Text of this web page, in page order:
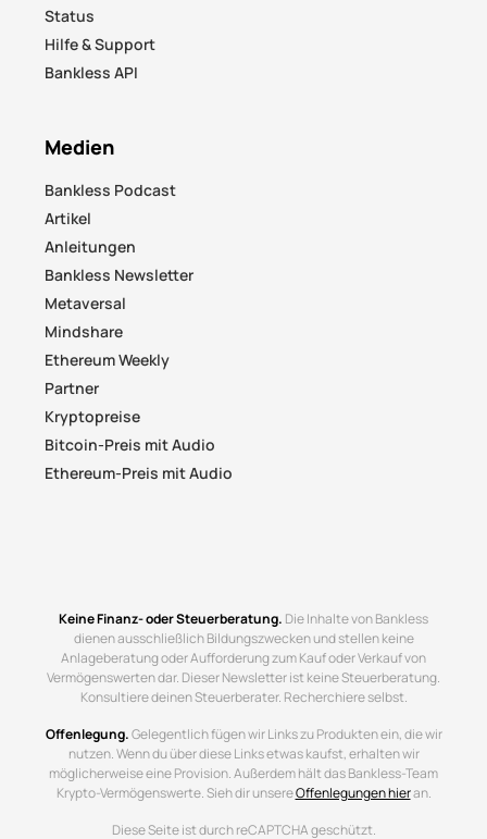
Status
Hilfe & Support
Bankless API
Medien
Bankless Podcast
Artikel
Anleitungen
Bankless Newsletter
Metaversal
Mindshare
Ethereum Weekly
Partner
Kryptopreise
Bitcoin-Preis mit Audio
Ethereum-Preis mit Audio
Keine Finanz- oder Steuerberatung. Die Inhalte von Bankless
dienen ausschließlich Bildungszwecken und stellen keine
Anlageberatung oder Aufforderung zum Kauf oder Verkauf von
Vermögenswerten dar. Dieser Newsletter ist keine Steuerberatung.
Konsultiere deinen Steuerberater. Recherchiere selbst.
Offenlegung.Gelegentlich fügen wir Links zu Produkten ein, die wir
nutzen. Wenn du über diese Links etwas kaufst, erhalten wir
möglicherweise eine Provision. Außerdem hält das Bankless-Team
Krypto-Vermögenswerte. Sieh dir unsereOffenlegungen hieran.
Diese Seite ist durch reCAPTCHA geschützt.